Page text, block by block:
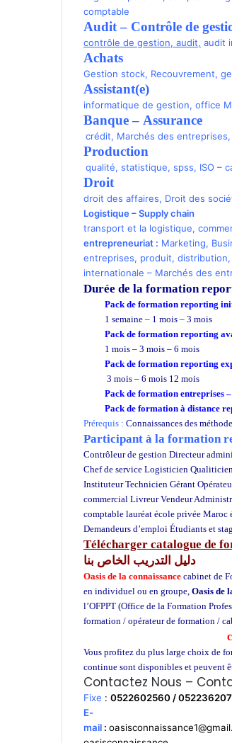
comptable
Audit – Contrôle de
contrôle de gestion, audit, audit
Achats
Gestion stock, Recouvrement,
Assistant(e)
informatique de gestion, office
Banque– Assurance
crédit, Marchés des entreprises,
Production
qualité, statistique, spss, ISO –
Droit
droit des affaires, Droit des
Logistique–Supply chain
transport et la logistique,
entrepreneuriat : Marketing,
entreprises, produit, distribution,
internationale – Marchés des
Durée de la formation
Pack de formation reporting
1 semaine – 1 mois – 3 mois
Pack de formation reporting
1 mois – 3 mois – 6 mois
Pack de formation reporting
3 mois – 6 mois 12 mois
Pack de formation entreprises
Pack de formation à distance
Prérequis : Connaissances des
Participant à la formation
Contrôleur de gestion Directeur
Chef de service Logisticien
Instituteur Technicien Gérant
commercial Livreur Vendeur
comptable lauréat école privée Maroc
Demandeurs d’emploi Étudiants et
Télécharger catalogue de
دليل التدريب الخاص بنا
Oasis de la connaissance cabinet de
en individuel ou en groupe, Oasis de
l’OFPPT (Office de la Formation
formation / opérateur de formation /
Vous profitez du plus large choix de
continue sont disponibles et peuvent
Contactez Nous –
Fixe : 0522602560 /
E-
mail :